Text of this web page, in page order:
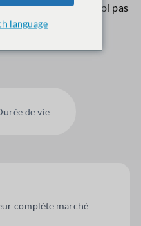
confiance, pourquoi pas
de vie
complète marché
language